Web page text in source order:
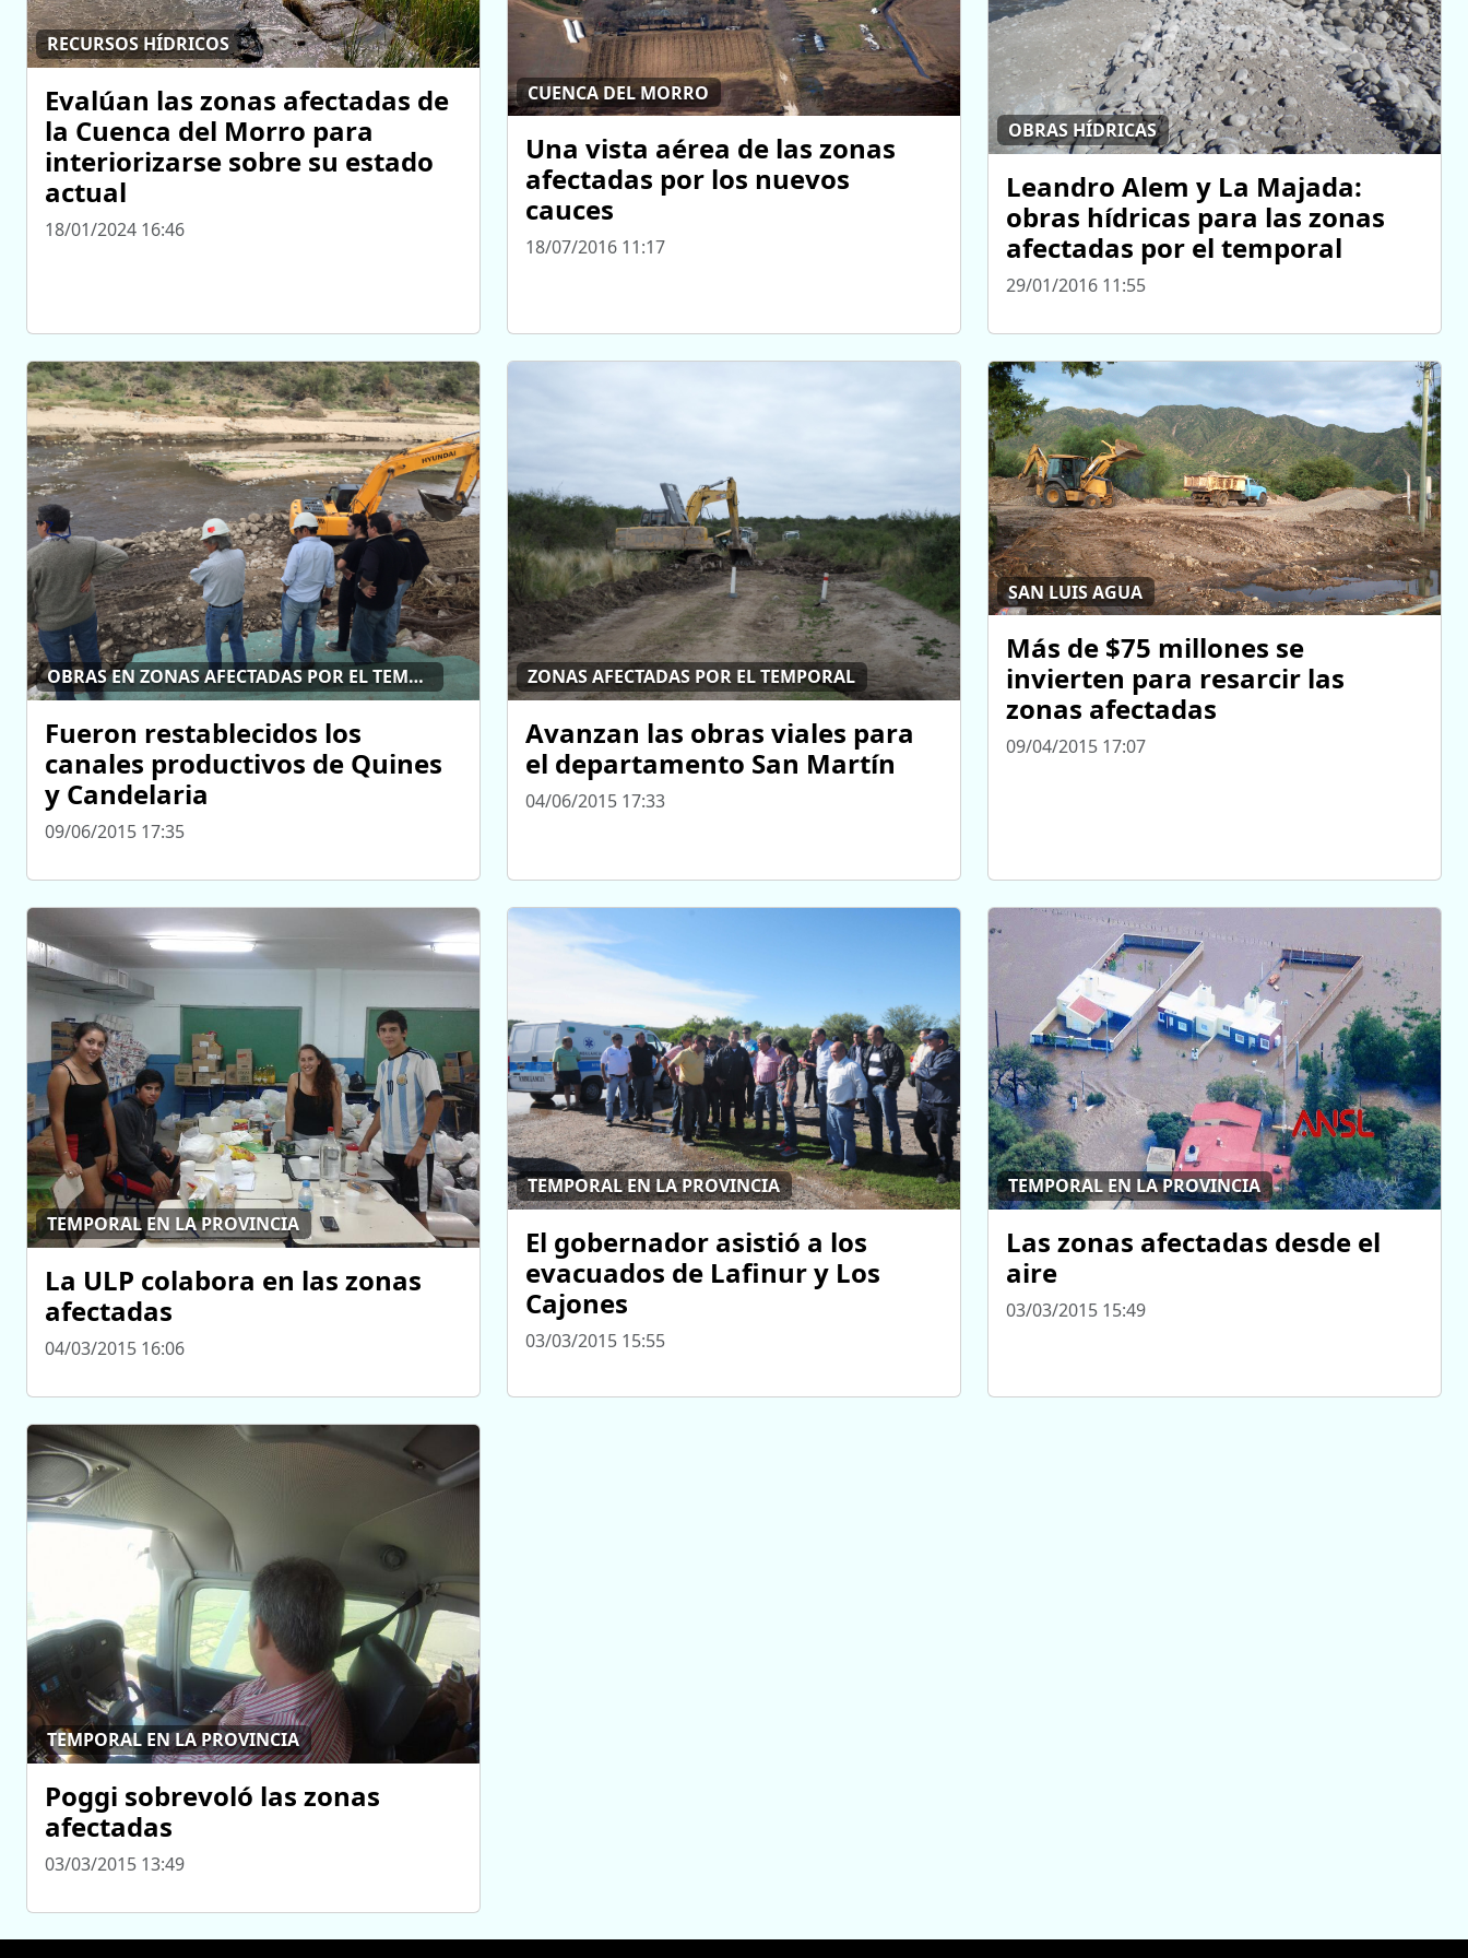
RECURSOS HÍDRICOS
Evalúan las zonas afectadas de
la Cuenca del Morro para
interiorizarse sobre su estado
actual
18/01/2024 16:46
CUENCA DEL MORRO
Una vista aérea de las zonas
afectadas por los nuevos
cauces
18/07/2016 11:17
OBRAS HÍDRICAS
Leandro Alem y La Majada:
obras hídricas para las zonas
afectadas por el temporal
29/01/2016 11:55
OBRAS EN ZONAS AFECTADAS POR EL TEMPORAL
Fueron restablecidos los
canales productivos de Quines
y Candelaria
09/06/2015 17:35
ZONAS AFECTADAS POR EL TEMPORAL
Avanzan las obras viales para
el departamento San Martín
04/06/2015 17:33
SAN LUIS AGUA
Más de $75 millones se
invierten para resarcir las
zonas afectadas
09/04/2015 17:07
TEMPORAL EN LA PROVINCIA
La ULP colabora en las zonas
afectadas
04/03/2015 16:06
TEMPORAL EN LA PROVINCIA
El gobernador asistió a los
evacuados de Lafinur y Los
Cajones
03/03/2015 15:55
TEMPORAL EN LA PROVINCIA
Las zonas afectadas desde el
aire
03/03/2015 15:49
TEMPORAL EN LA PROVINCIA
Poggi sobrevoló las zonas
afectadas
03/03/2015 13:49